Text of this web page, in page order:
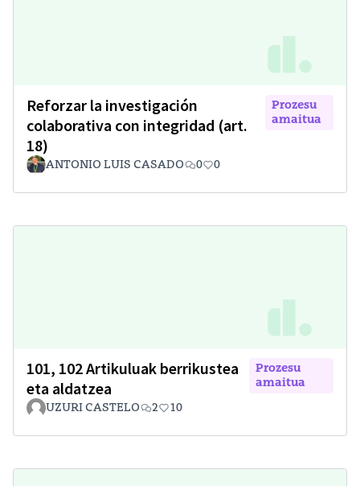
Reforzar la investigación
colaborativa con integridad (art.
18)
Prozesu
amaitua
ANTONIO LUIS CASADO 0 0
101, 102 Artikuluak berrikustea
eta aldatzea
Prozesu
amaitua
UZURI CASTELO 2 10